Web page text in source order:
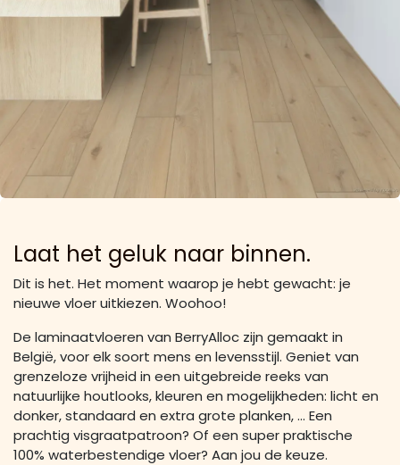
Laat het geluk naar binnen.
Dit is het. Het moment waarop je hebt gewacht: je
nieuwe vloer uitkiezen. Woohoo!
De laminaatvloeren van BerryAlloc zijn gemaakt in
België, voor elk soort mens en levensstijl. Geniet van
grenzeloze vrijheid in een uitgebreide reeks van
natuurlijke houtlooks, kleuren en mogelijkheden: licht en
donker, standaard en extra grote planken, … Een
prachtig visgraatpatroon? Of een super praktische
100% waterbestendige vloer? Aan jou de keuze.